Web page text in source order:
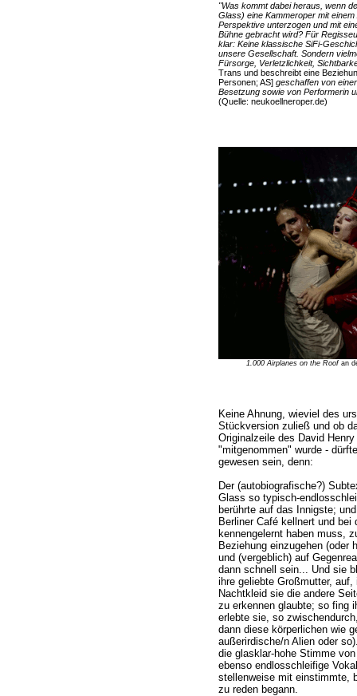
"Was kommt dabei heraus, wenn
Glass) eine Kammeroper mit
Perspektive unterzogen und mit
Bühne gebracht wird? Für
klar: Keine klassische SiFi-
unsere Gesellschaft. Sondern
Fürsorge, Verletzlichkeit,
Trans und beschreibt eine
Personen; AS] geschaffen von
Besetzung sowie von Performerin
(Quelle: neukoellneroper.de)
1.000 Airplanes on the Roofan
Keine Ahnung, wieviel des
Stückversion zuließ und ob
Originalzeile des David
"mitgenommen" wurde -
gewesen sein, denn:
Der (autobiografische?)
Glass so typisch-
berührte auf das Innigste;
Berliner Café kellnert und bei
kennengelernt haben muss,
Beziehung einzugehen (oder
und (vergeblich) auf
dann schnell sein... Und sie
ihre geliebte Großmutter,
Nachtkleid sie die andere
zu erkennen glaubte; so fing
erlebte sie, so
dann diese körperlichen wie
außerirdische/n Alien oder
die glasklar-hohe Stimme
ebenso endlosschleifige
stellenweise mit einstimmte,
zu reden begann.